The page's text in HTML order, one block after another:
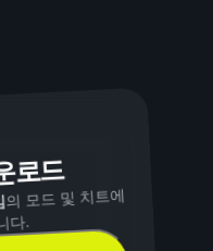
로드
의 모드 및 치트에
다.